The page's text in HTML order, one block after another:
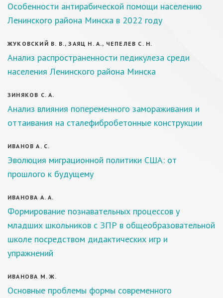
Особенности антирабической помощи населению
Ленинского района Минска в 2022 году
ЖУКОВСКИЙ В. В., ЗАЯЦ Н. А., ЧЕПЕЛЕВ С. Н.
Анализ распространенности педикулеза среди
населения Ленинского района Минска
ЗИНЯКОВ С. А.
Анализ влияния попеременного замораживания и
оттаивания на сталефибробетонные конструкции
ИВАНОВ А. С.
Эволюция миграционной политики США: от
прошлого к будущему
ИВАНОВА А. А.
Формирование познавательных процессов у
младших школьников с ЗПР в общеобразовательной
школе посредством дидактических игр и
упражнений
ИВАНОВА М. Ж.
Основные проблемы формы современного